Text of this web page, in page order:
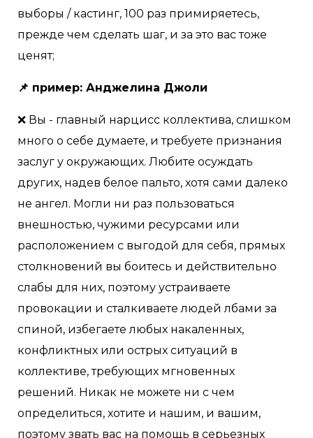
выборы / кастинг, 100 раз примиряетесь,
прежде чем сделать шаг, и за это вас тоже
ценят;
📌 пример: Анджелина Джоли
❌ Вы - главный нарцисс коллектива, слишком
много о себе думаете, и требуете признания
заслуг у окружающих. Любите осуждать
других, надев белое пальто, хотя сами далеко
не ангел. Могли ни раз пользоваться
внешностью, чужими ресурсами или
расположением с выгодой для себя, прямых
столкновений вы боитесь и действительно
слабы для них, поэтому устраиваете
провокации и сталкиваете людей лбами за
спиной, избегаете любых накаленных,
конфликтных или острых ситуаций в
коллективе, требующих мгновенных
решений. Никак не можете ни с чем
определиться, хотите и нашим, и вашим,
поэтому звать вас на помощь в серьезных